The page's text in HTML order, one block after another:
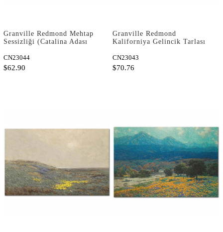
Granville Redmond Mehtap
Sessizliği (Catalina Adası
CN23044
$62.90
Granville Redmond
Kaliforniya Gelincik Tarlası
CN23043
$70.76